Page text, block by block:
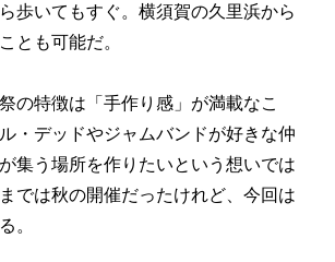
歩いてもすぐ。横須賀の久里浜から
とも可能だ。
の特徴は「手作り感」が満載なこ
・デッドやジャムバンドが好きな仲
集う場所を作りたいという想いでは
では秋の開催だったけれど、今回は
。